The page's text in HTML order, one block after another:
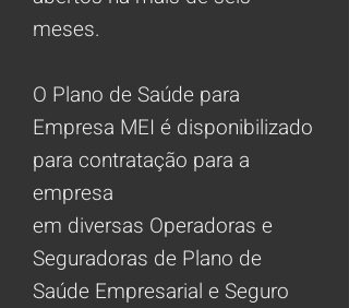
meses.
O Plano de Saúde para
Empresa MEI é disponibilizado
para contratação para a
empresa
em diversas Operadoras e
Seguradoras de Plano de
Saúde Empresarial e Seguro